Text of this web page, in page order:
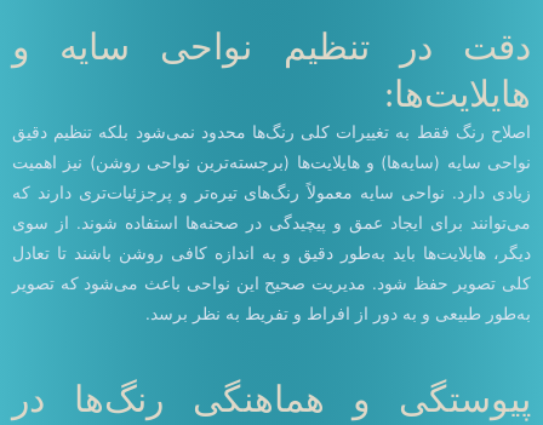
دقت در تنظیم نواحی سایه و
هایلایت‌ها:
اصلاح رنگ فقط به تغییرات کلی رنگ‌ها محدود نمی‌شود بلکه تنظیم دقیق
نواحی سایه (سایه‌ها) و هایلایت‌ها (برجسته‌ترین نواحی روشن) نیز اهمیت
زیادی دارد. نواحی سایه معمولاً رنگ‌های تیره‌تر و پرجزئیات‌تری دارند که
می‌توانند برای ایجاد عمق و پیچیدگی در صحنه‌ها استفاده شوند. از سوی
دیگر، هایلایت‌ها باید به‌طور دقیق و به اندازه کافی روشن باشند تا تعادل
کلی تصویر حفظ شود. مدیریت صحیح این نواحی باعث می‌شود که تصویر
به‌طور طبیعی و به دور از افراط و تفریط به نظر برسد.
پیوستگی و هماهنگی رنگ‌ها در